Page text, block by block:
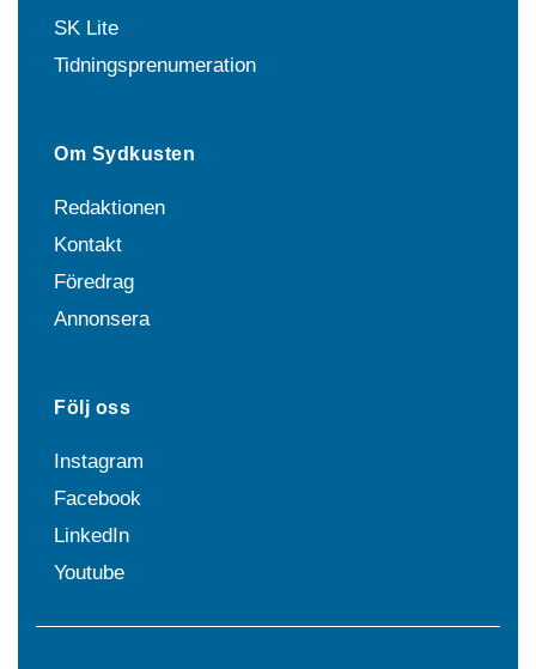
SK Lite
Tidningsprenumeration
Om Sydkusten
Redaktionen
Kontakt
Föredrag
Annonsera
Följ oss
Instagram
Facebook
LinkedIn
Youtube